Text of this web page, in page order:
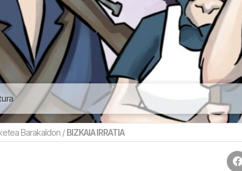
Barakaldon /BIZKAIA IRRATIA